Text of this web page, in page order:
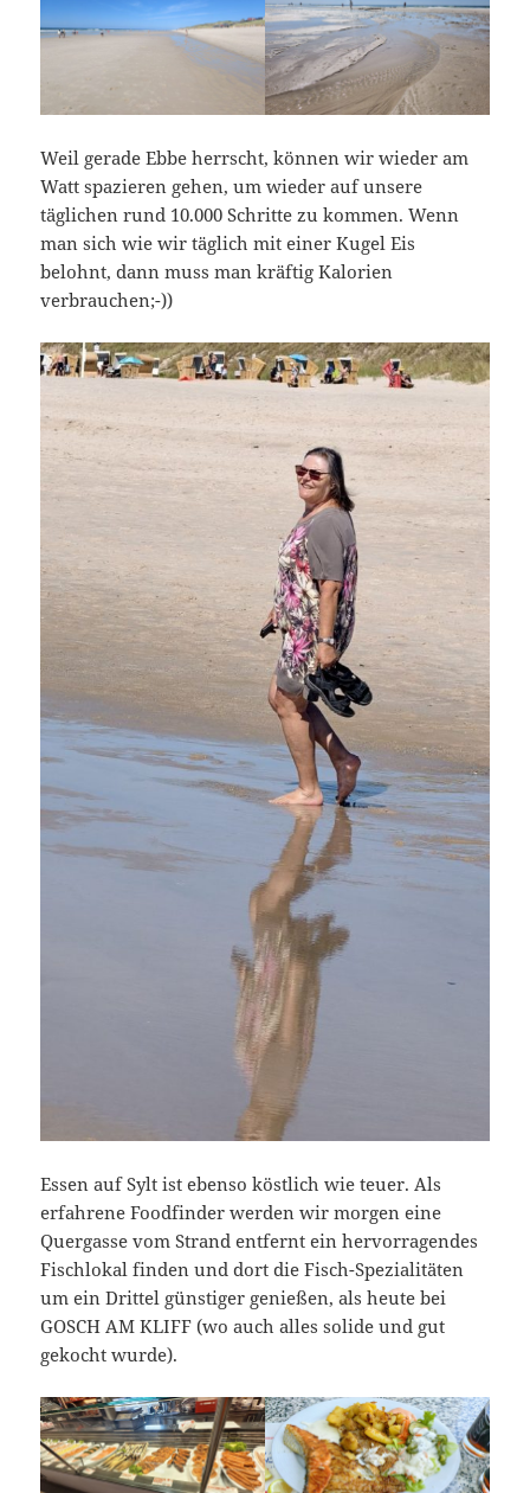
Weil gerade Ebbe herrscht, können wir wieder am
Watt spazieren gehen, um wieder auf unsere
täglichen rund 10.000 Schritte zu kommen. Wenn
man sich wie wir täglich mit einer Kugel Eis
belohnt, dann muss man kräftig Kalorien
verbrauchen;-))
Essen auf Sylt ist ebenso köstlich wie teuer. Als
erfahrene Foodfinder werden wir morgen eine
Quergasse vom Strand entfernt ein hervorragendes
Fischlokal finden und dort die Fisch-Spezialitäten
um ein Drittel günstiger genießen, als heute bei
GOSCH AM KLIFF (wo auch alles solide und gut
gekocht wurde).